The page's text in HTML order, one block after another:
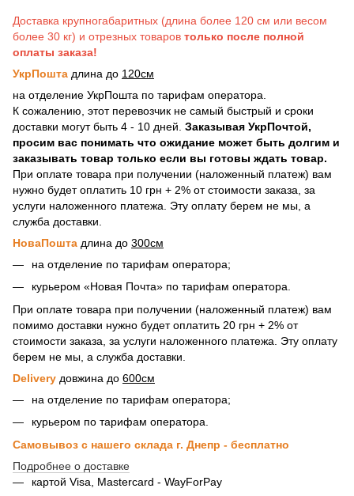
Доставка крупногабаритных (длина более 120 см или весом
более 30 кг) и отрезных товаров только после полной
оплаты заказа!
УкрПошта длина до 120см
на отделение УкрПошта по тарифам оператора.
К сожалению, этот перевозчик не самый быстрый и сроки
доставки могут быть 4 - 10 дней. Заказывая УкрПочтой,
просим вас понимать что ожидание может быть долгим и
заказывать товар только если вы готовы ждать товар.
При оплате товара при получении (наложенный платеж) вам
нужно будет оплатить 10 грн + 2% от стоимости заказа, за
услуги наложенного платежа. Эту оплату берем не мы, а
служба доставки.
НоваПошта длина до 300см
на отделение по тарифам оператора;
курьером «Новая Почта» по тарифам оператора.
При оплате товара при получении (наложенный платеж) вам
помимо доставки нужно будет оплатить 20 грн + 2% от
стоимости заказа, за услуги наложенного платежа. Эту оплату
берем не мы, а служба доставки.
Delivery довжина до 600см
на отделение по тарифам оператора;
курьером по тарифам оператора.
Самовывоз с нашего склада г. Днепр - бесплатно
Подробнее о доставке
картой Visa, Mastercard - WayForPay